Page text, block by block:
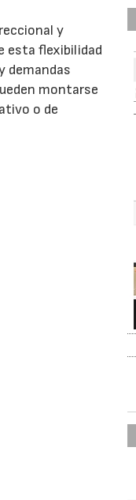
y
esta flexibilidad
demandas
montarse
o de